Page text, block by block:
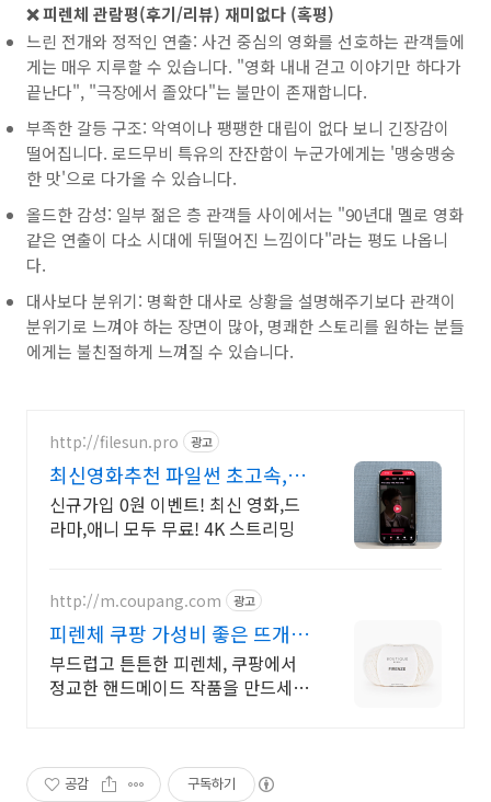
❌ 피렌체 관람평(후기/리뷰) 재미없다 (혹평)
느린 전개와 정적인 연출: 사건 중심의 영화를 선호하는 관객들에
게는 매우 지루할 수 있습니다. "영화 내내 걷고 이야기만 하다가
끝난다", "극장에서 졸았다"는 불만이 존재합니다.
부족한 갈등 구조: 악역이나 팽팽한 대립이 없다 보니 긴장감이
떨어집니다. 로드무비 특유의 잔잔함이 누군가에게는 '맹숭맹숭
한 맛'으로 다가올 수 있습니다.
올드한 감성: 일부 젊은 층 관객들 사이에서는 "90년대 멜로 영화
같은 연출이 다소 시대에 뒤떨어진 느낌이다"라는 평도 나옵니
다.
대사보다 분위기: 명확한 대사로 상황을 설명해주기보다 관객이
분위기로 느껴야 하는 장면이 많아, 명쾌한 스토리를 원하는 분들
에게는 불친절하게 느껴질 수 있습니다.
http://filesun.pro 광고
최신영화추천 파일썬 초고속,
4K 실시간 보기!
신규가입 0원 이벤트! 최신 영화,드
라마,애니 모두 무료! 4K 스트리밍
http://m.coupang.com 광고
피렌체 쿠팡 가성비 좋은 뜨개실
대용량
부드럽고 튼튼한 피렌체, 쿠팡에서
정교한 핸드메이드 작품을 만드세
공감 구독하기